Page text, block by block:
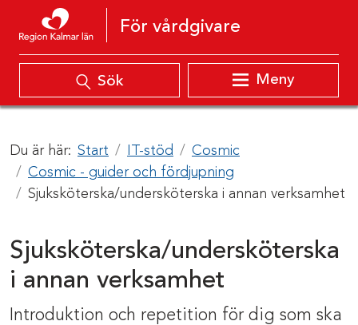
Hoppa till innehåll
För vårdgivare
Sök Meny
Du är här: Start IT-stöd
Cosmic
Cosmic - guider och fördjupning
Sjuksköterska/undersköterska i annan verksamhet
Sjuksköterska/undersköterska
i annan verksamhet
Introduktion och repetition för dig som ska